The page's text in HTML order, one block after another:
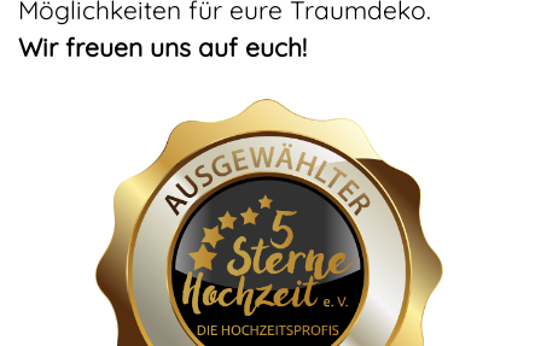
Möglichkeiten für eure Traumdeko.
Wir freuen uns auf euch!